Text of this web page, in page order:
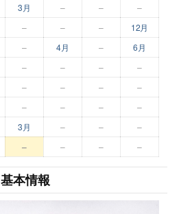
3月 – –
–
– – – 12月
– 4月 –
6月
– – – –
– – –
–
– – – –
3月 – –
–
– – – –
基本情報